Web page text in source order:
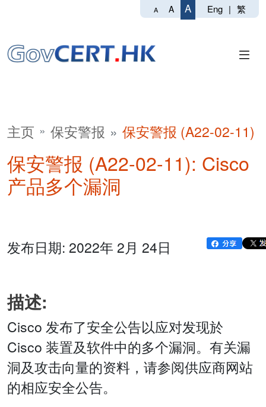
A A A Eng | 繁
主页 保安警报 保安警报 (A22-02-11)
保安警报 (A22-02-11): Cisco
产品多个漏洞
发布日期: 2022年 2月 24日
描述:
Cisco 发布了安全公告以应对发现於
Cisco 装置及软件中的多个漏洞。有关漏
洞及攻击向量的资料，请参阅供应商网站
的相应安全公告。